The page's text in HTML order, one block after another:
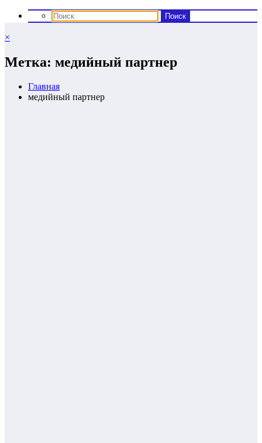
×
Метка: медийный партнер
Главная
медийный партнер